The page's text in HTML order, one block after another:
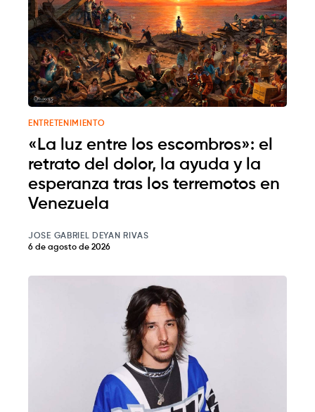
ENTRETENIMIENTO
«La luz entre los escombros»: el
retrato del dolor, la ayuda y la
esperanza tras los terremotos en
Venezuela
JOSE GABRIEL DEYAN RIVAS
6 de agosto de 2026